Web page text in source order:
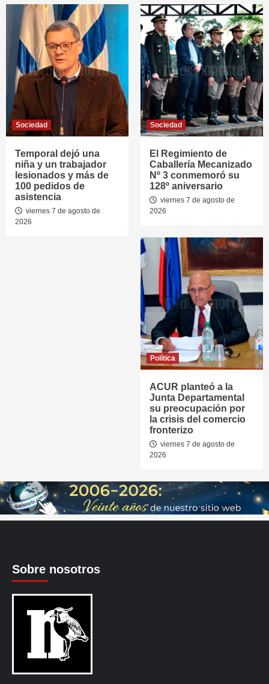
Sociedad
Temporal dejó una
niña y un trabajador
lesionados y más de
100 pedidos de
asistencia
viernes 7 de agosto de
2026
Sociedad
El Regimiento de
Caballería Mecanizado
Nº 3 conmemoró su
128º aniversario
viernes 7 de agosto de
2026
Política
ACUR planteó a la
Junta Departamental
su preocupación por
la crisis del comercio
fronterizo
viernes 7 de agosto de
2026
Sobre nosotros